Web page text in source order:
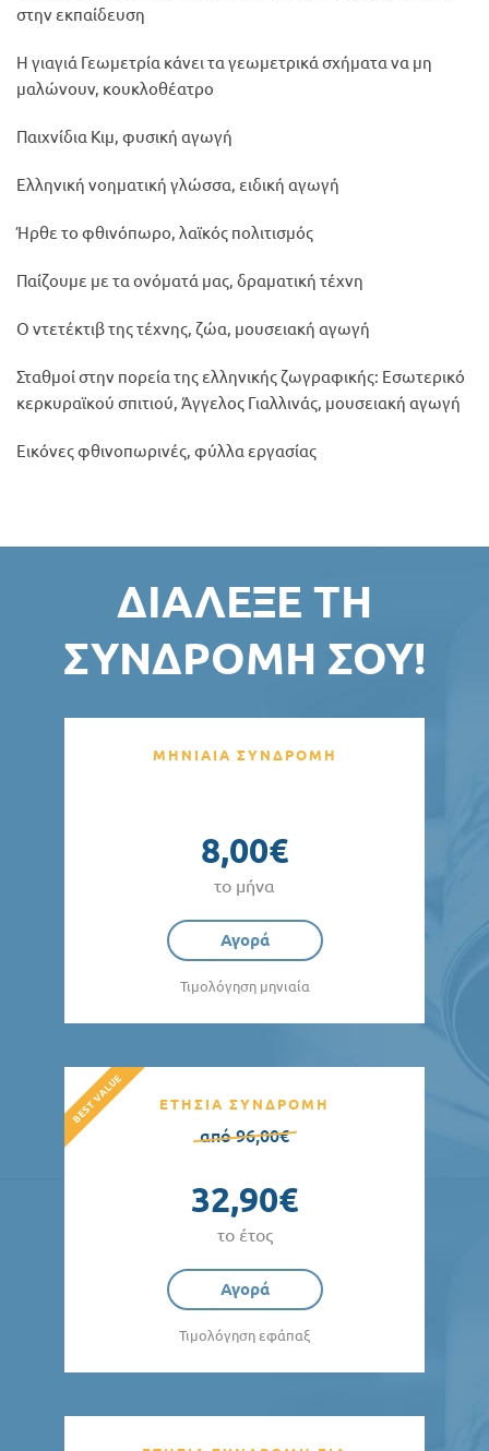
στην εκπαίδευση
Η γιαγιά Γεωμετρία κάνει τα γεωμετρικά σχήματα να μη
μαλώνουν, κουκλοθέατρο
Παιχνίδια Κιμ, φυσική αγωγή
Ελληνική νοηματική γλώσσα, ειδική αγωγή
Ήρθε το φθινόπωρο, λαϊκός πολιτισμός
Παίζουμε με τα ονόματά μας, δραματική τέχνη
Ο ντετέκτιβ της τέχνης, ζώα, μουσειακή αγωγή
Σταθμοί στην πορεία της ελληνικής ζωγραφικής: Εσωτερικό
κερκυραϊκού σπιτιού, Άγγελος Γιαλλινάς, μουσειακή αγωγή
Εικόνες φθινοπωρινές, φύλλα εργασίας
ΔΙΆΛΕΞΕ ΤΗ
ΣΥΝΔΡΟΜΉ ΣΟΥ!
ΜΗΝΙΑΙΑ ΣΥΝΔΡΟΜΗ
8,00€
το μήνα
Αγορά
Τιμολόγηση μηνιαία
ΕΤΗΣΙΑ ΣΥΝΔΡΟΜΗ
από 96,00€
32,90€
το έτος
Αγορά
Τιμολόγηση εφάπαξ